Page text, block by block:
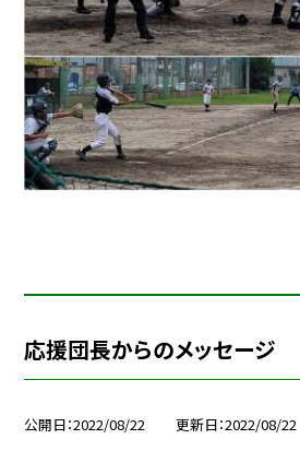
応援団長からのメッセージ
公開日 2022/08/22 更新日 2022/08/22